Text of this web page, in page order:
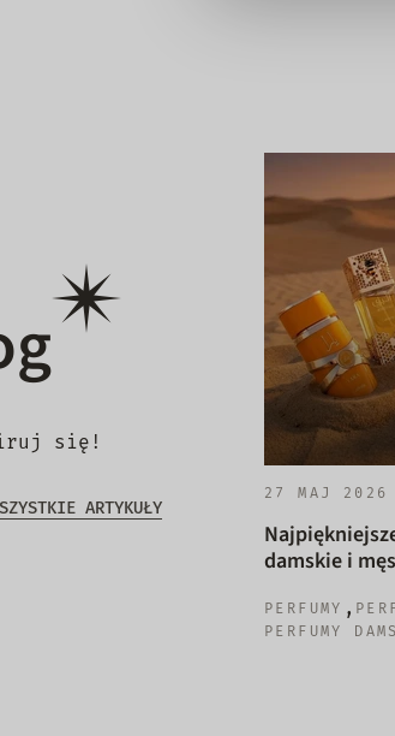
się!
ARTYKUŁY
27 MAJ 2026
damskie i
PERFUMY ,
PERFUMY